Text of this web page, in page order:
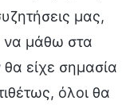
μας,
να μάθω στα
είχε σημασία
όλοι θα